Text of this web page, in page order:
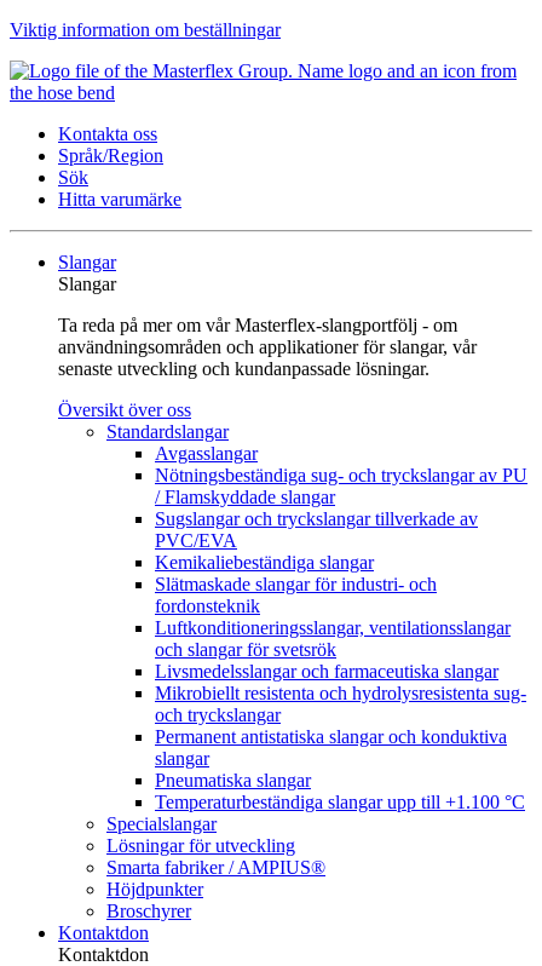
Viktig information om beställningar
Kontakta oss
Språk/Region
Sök
Hitta varumärke
Slangar
Slangar
Ta reda på mer om vår Masterflex-slangportfölj - om
användningsområden och applikationer för slangar, vår
senaste utveckling och kundanpassade lösningar.
Översikt över oss
Standardslangar
Avgasslangar
Nötningsbeständiga sug- och tryckslangar av PU
/ Flamskyddade slangar
Sugslangar och tryckslangar tillverkade av
PVC/EVA
Kemikaliebeständiga slangar
Slätmaskade slangar för industri- och
fordonsteknik
Luftkonditioneringsslangar, ventilationsslangar
och slangar för svetsrök
Livsmedelsslangar och farmaceutiska slangar
Mikrobiellt resistenta och hydrolysresistenta sug-
och tryckslangar
Permanent antistatiska slangar och konduktiva
slangar
Pneumatiska slangar
Temperaturbeständiga slangar upp till +1.100 °C
Specialslangar
Lösningar för utveckling
Smarta fabriker / AMPIUS®
Höjdpunkter
Broschyrer
Kontaktdon
Kontaktdon